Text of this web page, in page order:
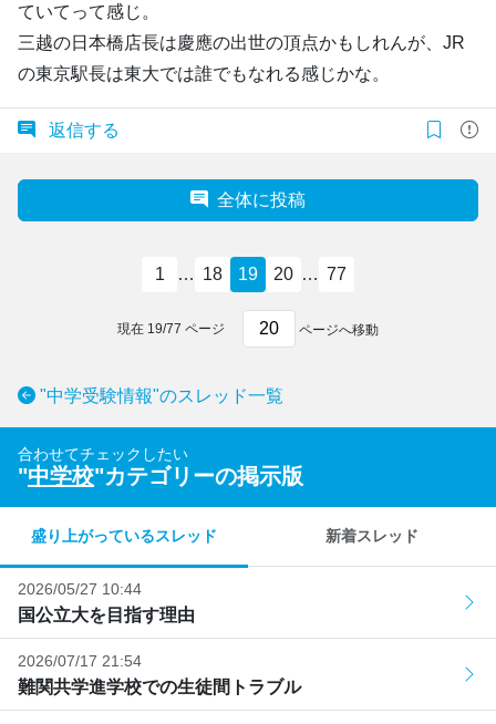
ていてって感じ。
三越の日本橋店長は慶應の出世の頂点かもしれんが、JR
の東京駅長は東大では誰でもなれる感じかな。
返信する
全体に投稿
1 … 18 19 20 … 77
現在 19/77 ページ ページへ移動
"中学受験情報"のスレッド一覧
合わせてチェックしたい
"中学校"カテゴリーの掲示版
盛り上がっているスレッド 新着スレッド
2026/05/27 10:44
国公立大を目指す理由
2026/07/17 21:54
難関共学進学校での生徒間トラブル